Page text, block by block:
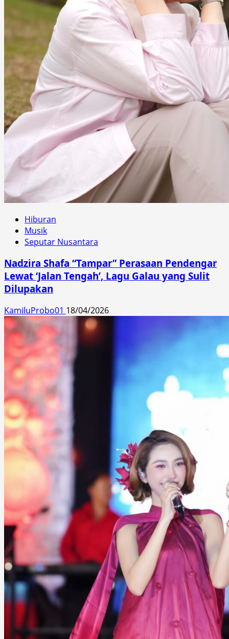
Hiburan
Musik
Seputar Nusantara
Nadzira Shafa “Tampar” Perasaan Pendengar
Lewat ‘Jalan Tengah’, Lagu Galau yang Sulit
Dilupakan
KamiluProbo01 18/04/2026